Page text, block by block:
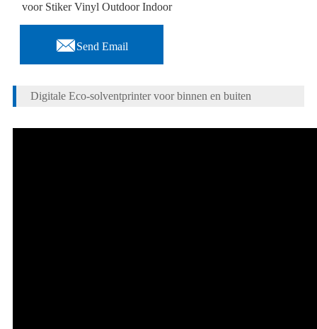
voor Stiker Vinyl Outdoor Indoor
Send Email
Digitale Eco-solventprinter voor binnen en buiten